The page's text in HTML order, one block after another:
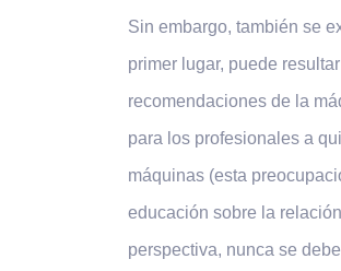
Sin embargo, también se
primer lugar, puede
recomendaciones de la
para los profesionales a
máquinas (esta
educación sobre la
perspectiva, nunca se